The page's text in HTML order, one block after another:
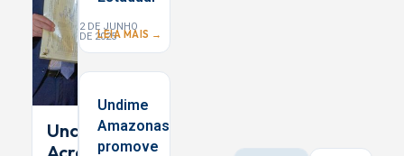
Undime
2 DE JUNHO
DE 2025LEIA MAIS →
Undime
Amazonas
promove